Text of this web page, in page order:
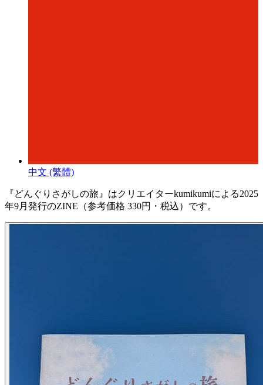
中文 (繁體)
『どんぐりさがしの旅』はクリエイターkumikumiによる2025
年9月発行のZINE（参考価格 330円・税込）です。